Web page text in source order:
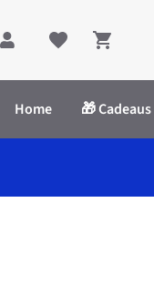
Home 🎁 Cadeaus